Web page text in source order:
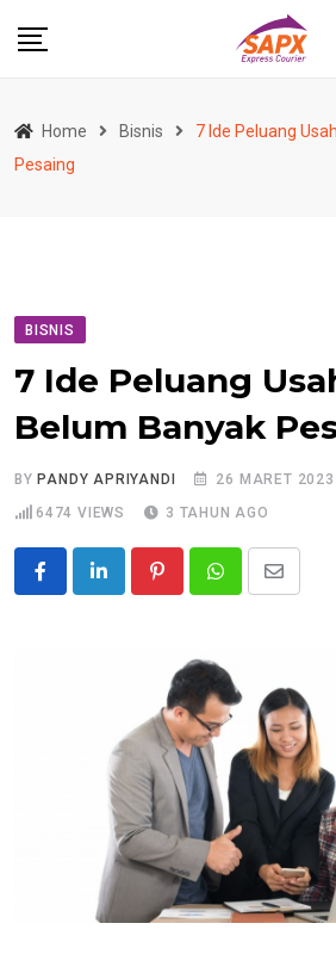
Home Bisnis
7 Ide Peluang
Pesaing
BISNIS
7 Ide Peluang
Belum Banyak
BY PANDY APRIYANDI 26 MARET 2023
6474 VIEWS 3 TAHUN AGO
PinterestWhatsappShare